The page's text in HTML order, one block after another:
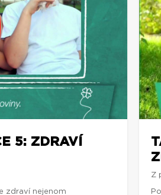
5: ZDRAVÍ
zdraví nejenom
Z